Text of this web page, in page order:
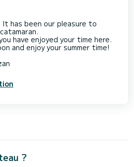
It has been our pleasure to
have enjoyed your time here.
and enjoy your summer time!
?